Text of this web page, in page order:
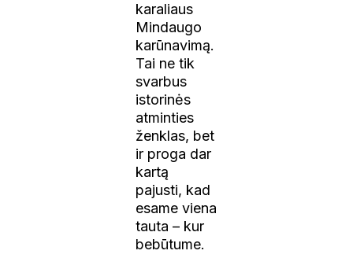
karaliaus
Mindaugo
karūnavimą.
Tai ne tik
svarbus
istorinės
atminties
ženklas, bet
ir proga dar
kartą
pajusti, kad
esame viena
tauta – kur
bebūtume.